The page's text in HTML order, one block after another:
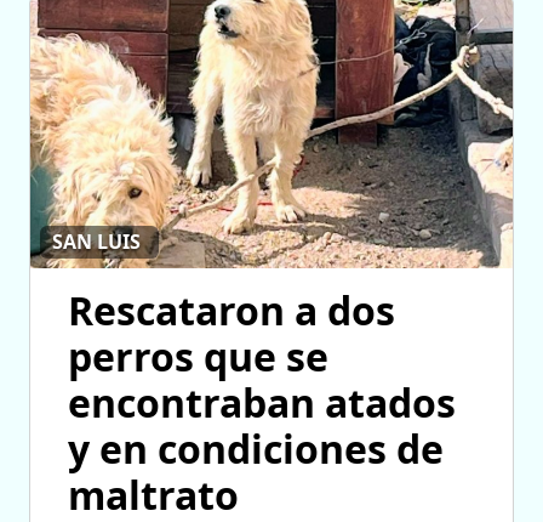
SAN LUIS
Rescataron a dos
perros que se
encontraban atados
y en condiciones de
maltrato